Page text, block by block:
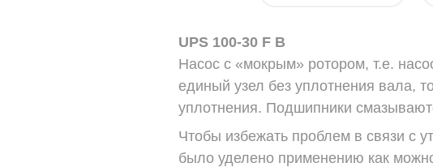
UPS 100-30 F B
Насос с «мокрым» ротором, т.е.
единый узел без уплотнения вала,
уплотнения. Подшипники
Чтобы избежать проблем в связи с
было уделено применению как